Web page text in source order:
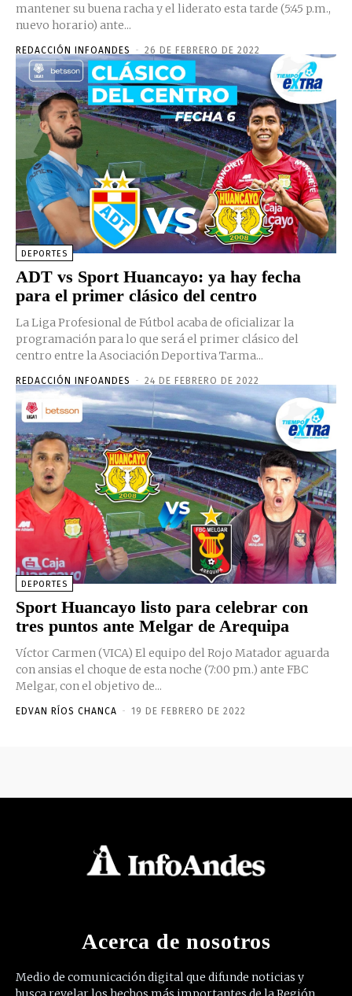
mantener su buena racha y el liderato esta tarde (5:45 p.m.,
nuevo horario) ante...
REDACCIÓN INFOANDES - 26 DE FEBRERO DE 2022
DEPORTES
ADT vs Sport Huancayo: ya hay fecha
para el primer clásico del centro
La Liga Profesional de Fútbol acaba de oficializar la
programación para lo que será el primer clásico del
centro entre la Asociación Deportiva Tarma...
REDACCIÓN INFOANDES - 24 DE FEBRERO DE 2022
DEPORTES
Sport Huancayo listo para celebrar con
tres puntos ante Melgar de Arequipa
Víctor Carmen (VICA) El equipo del Rojo Matador aguarda
con ansias el choque de esta noche (7:00 pm.) ante FBC
Melgar, con el objetivo de...
EDVAN RÍOS CHANCA - 19 DE FEBRERO DE 2022
Acerca de nosotros
Medio de comunicación digital que difunde noticias y